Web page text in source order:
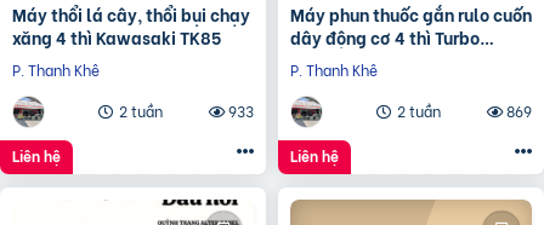
Máy thổi lá cây, thổi bụi chạy
xăng 4 thì Kawasaki TK85
P. Thanh Khê
2 tuần
933
Liên hệ
Máy phun thuốc gắn rulo cuốn
dây động cơ 4 thì Turbo
TB140R
P. Thanh Khê
2 tuần
869
Liên hệ